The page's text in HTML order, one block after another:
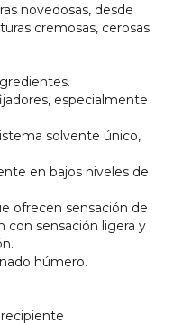
novedosas, desde
cremosas, cerosas
especialmente
solvente único,
en bajos niveles de
ofrecen sensación de
con sensación ligera y
húmero.